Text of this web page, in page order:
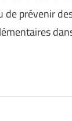
prévenir